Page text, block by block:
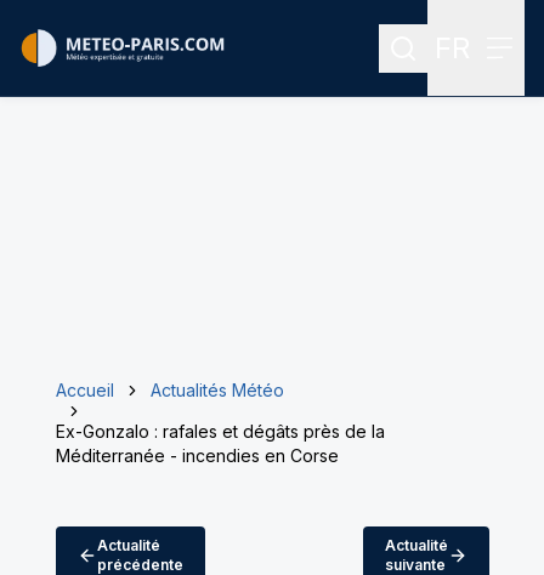
Rechercher
Accueil
Actualités Météo
Ex-Gonzalo : rafales et dégâts près de la
Méditerranée - incendies en Corse
Actualité
précédente
Actualité
suivante